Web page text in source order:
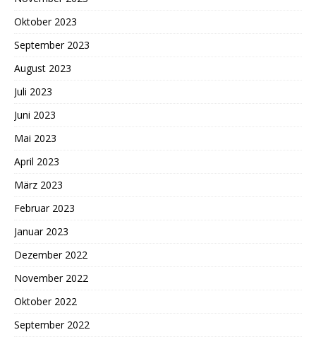
Oktober 2023
September 2023
August 2023
Juli 2023
Juni 2023
Mai 2023
April 2023
März 2023
Februar 2023
Januar 2023
Dezember 2022
November 2022
Oktober 2022
September 2022